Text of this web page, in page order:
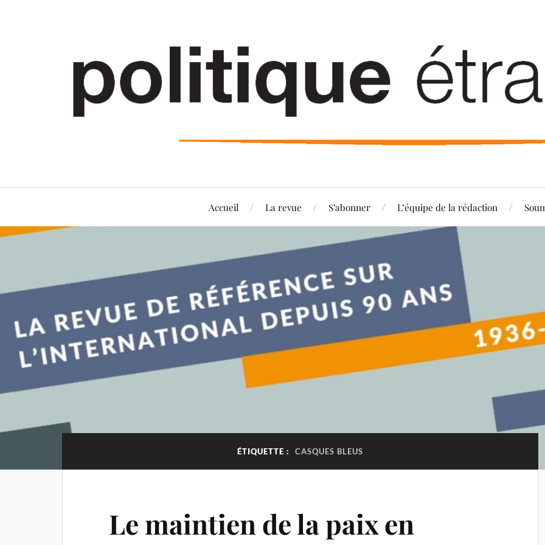
Accueil La revue S’abonner L’équipe de la rédaction
ÉTIQUETTE : CASQUES BLEUS
Le maintien de la paix en